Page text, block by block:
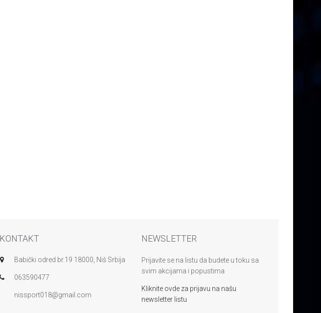
KONTAKT
Babički odred br.19 18000, Niš Srbija
063590477
nissport018@gmail.com
NEWSLETTER
Prijavite se na listu da budete u toku sa
svim akcijama i popustima
Kliknite ovde za prijavu na našu
newsletter listu